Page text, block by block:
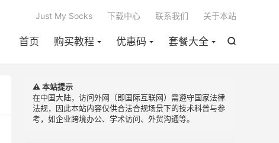

首页 购买教程 优惠码 套餐大全
Just My Socks 下载中心 联系我们 关于本站
⚠️ 本站提示
在中国大陆，访问外网（即国际互联网）需遵守国家法律
法规，因此本站内容仅供合法合规场景下的技术科普与参
考，如企业跨境办公、学术访问、外贸沟通等。